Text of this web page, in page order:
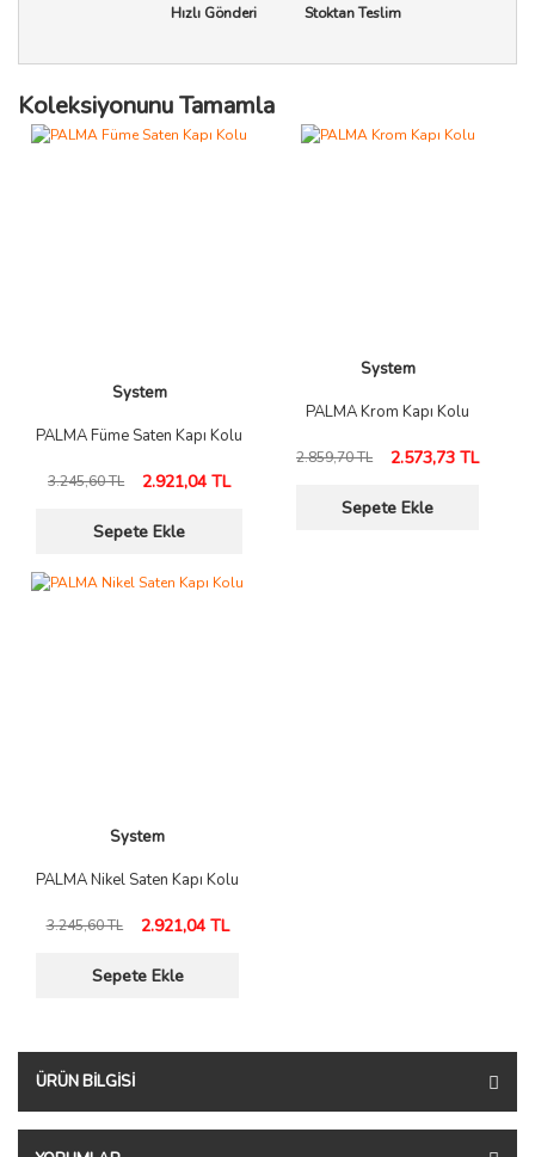
Hızlı Gönderi Stoktan Teslim
Koleksiyonunu Tamamla
System
PALMA Füme Saten Kapı Kolu
3.245,60 TL 2.921,04 TL
Sepete Ekle
System
PALMA Krom Kapı Kolu
2.859,70 TL 2.573,73 TL
Sepete Ekle
System
PALMA Nikel Saten Kapı Kolu
3.245,60 TL 2.921,04 TL
Sepete Ekle
ÜRÜN BILGISI